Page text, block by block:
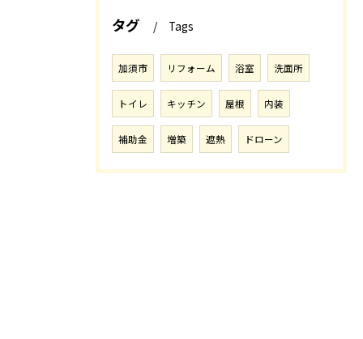
タグ Tags
加須市 リフォーム 浴室 洗面所
トイレ キッチン 屋根 内装
補助金 増築 遮熱 ドローン